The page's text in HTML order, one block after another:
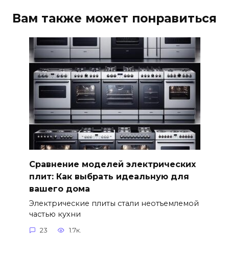
Вам также может понравиться
Сравнение моделей электрических
плит: Как выбрать идеальную для
вашего дома
Электрические плиты стали неотъемлемой
частью кухни
23 1.7к.